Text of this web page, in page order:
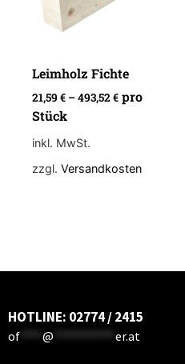
Leimholz Fichte
21,59 € –493,52€ pro
Stück
inkl. MwSt.
zzgl. Versandkosten
HOTLINE: 02774 / 2415
of @ er.at